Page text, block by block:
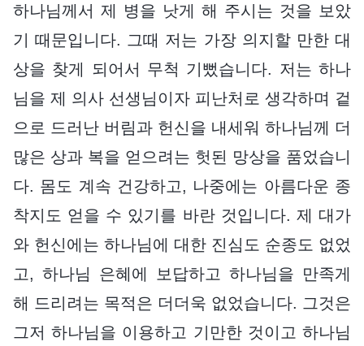
하나님께서 제 병을 낫게 해 주시는 것을 보았
기 때문입니다. 그때 저는 가장 의지할 만한 대
상을 찾게 되어서 무척 기뻤습니다. 저는 하나
님을 제 의사 선생님이자 피난처로 생각하며 겉
으로 드러난 버림과 헌신을 내세워 하나님께 더
많은 상과 복을 얻으려는 헛된 망상을 품었습니
다. 몸도 계속 건강하고, 나중에는 아름다운 종
착지도 얻을 수 있기를 바란 것입니다. 제 대가
와 헌신에는 하나님에 대한 진심도 순종도 없었
고, 하나님 은혜에 보답하고 하나님을 만족게
해 드리려는 목적은 더더욱 없었습니다. 그것은
그저 하나님을 이용하고 기만한 것이고 하나님